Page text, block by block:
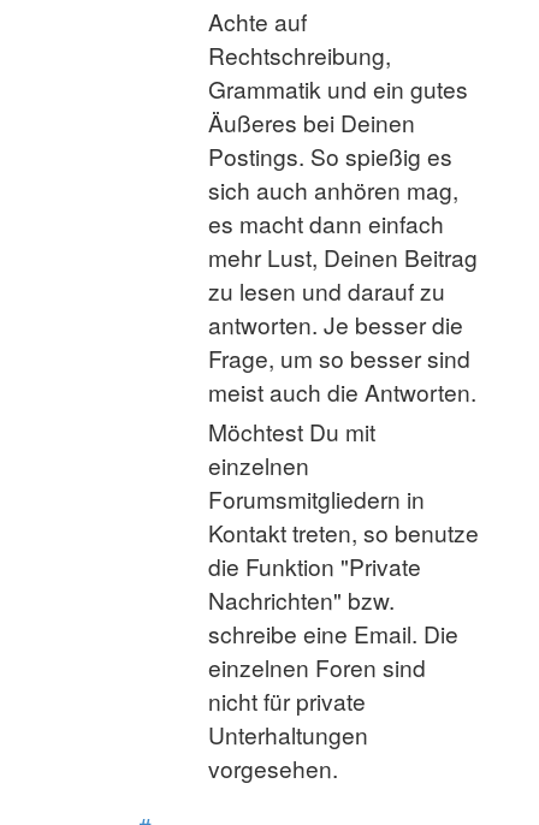
Achte auf
Rechtschreibung,
Grammatik und ein gutes
Äußeres bei Deinen
Postings. So spießig es
sich auch anhören mag,
es macht dann einfach
mehr Lust, Deinen Beitrag
zu lesen und darauf zu
antworten. Je besser die
Frage, um so besser sind
meist auch die Antworten.
Möchtest Du mit
einzelnen
Forumsmitgliedern in
Kontakt treten, so benutze
die Funktion "Private
Nachrichten" bzw.
schreibe eine Email. Die
einzelnen Foren sind
nicht für private
Unterhaltungen
vorgesehen.